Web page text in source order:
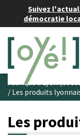
Suivez
démocratie
/ Les produits
Les